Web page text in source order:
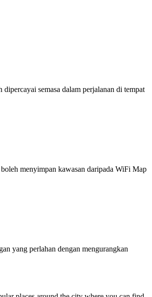
semasa dalam perjalanan di tempat
menyimpan kawasan daripada WiFi Map
yang perlahan dengan mengurangkan